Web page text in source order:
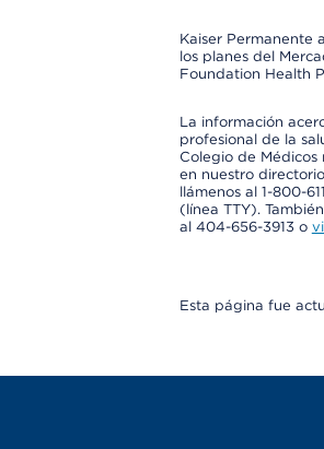
Kaiser Permanente
los planes del
Foundation Health
La información
profesional de la
Colegio de
en nuestro
llámenos al 1-800-
(línea TTY).
al 404-656-3913 o
Esta página fue